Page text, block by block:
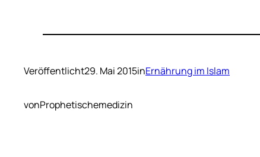
Veröffentlicht29. Mai 2015inErnährung im Islam
vonProphetischemedizin